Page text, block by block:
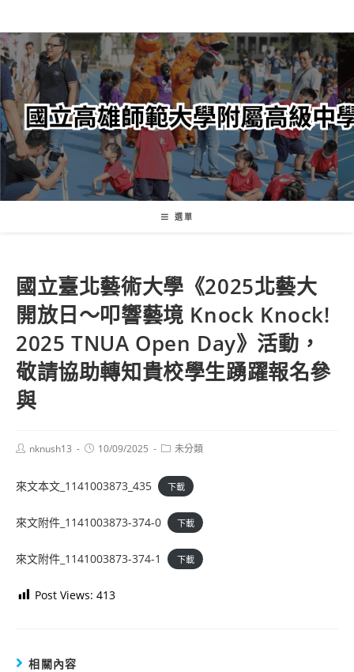
轉
至
主
內
容
選單
國立臺北藝術大學《2025北藝大
開放日～叩響藝境 Knock Knock!
2025 TNUA Open Day》活動，
敬請協助轉知貴校學生踴躍報名參
與
Postnknush13
Post10/09/2025
Post未分類
來文本文_1141003873_435 下載
來文附件_1141003873-374-0 下載
來文附件_1141003873-374-1 下載
Post Views: 413
相關內容